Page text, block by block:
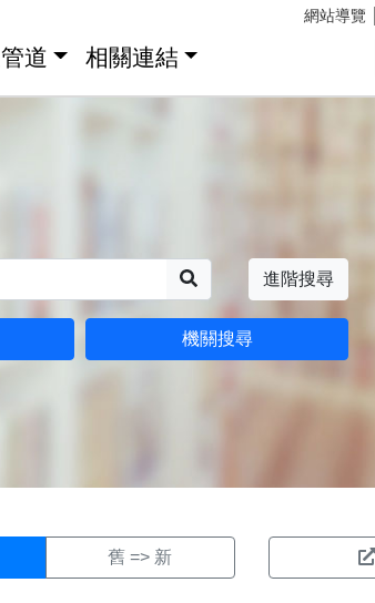
網站導覽
道 相關連結
進階搜尋
機關搜尋
舊 => 新